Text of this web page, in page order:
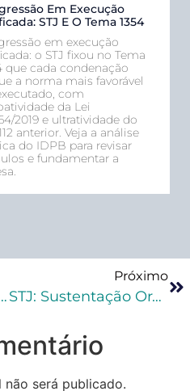
Em Execução
STJ E O Tema 1354
em execução
o STJ fixou no Tema
que cada condenação
a norma mais favorável
com
da Lei
2019 e ultratividade do
anterior. Veja a análise
do IDPB para revisar
e fundamentar a
Do Princípio Da Insignificância
Próximo
STJ: Sustentação Oral Em Agravo Nos Colegiados Penais Terá Cinco Minutos
não será publicado.